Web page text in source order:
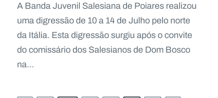
A Banda Juvenil Salesiana de Poiares realizou
uma digressão de 10 a 14 de Julho pelo norte
da Itália. Esta digressão surgiu após o convite
do comissário dos Salesianos de Dom Bosco
na...